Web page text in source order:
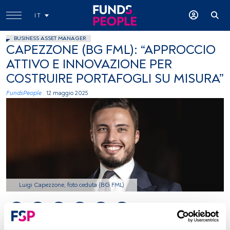
IT
BUSINESS ASSET MANAGER
CAPEZZONE (BG FML): “APPROCCIO
ATTIVO E INNOVAZIONE PER
COSTRUIRE PORTAFOGLI SU MISURA”
FundsPeople . 12 maggio 2025
Luigi Capezzone, foto ceduta (BG FML)